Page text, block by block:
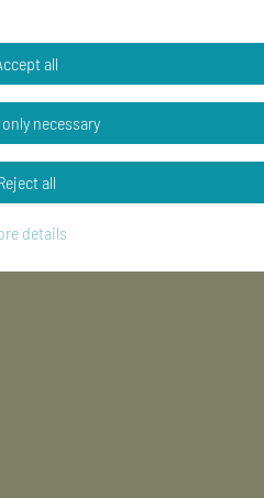
all
necessary
all
details